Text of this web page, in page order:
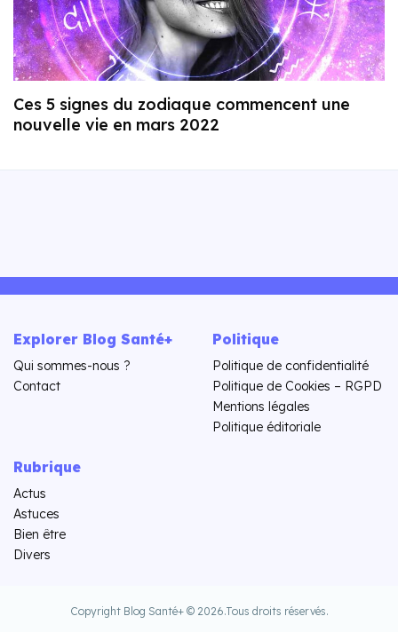
Ces 5 signes du zodiaque commencent une
nouvelle vie en mars 2022
Explorer Blog Santé+
Qui sommes-nous ?
Contact
Politique
Politique de confidentialité
Politique de Cookies – RGPD
Mentions légales
Politique éditoriale
Rubrique
Actus
Astuces
Bien être
Divers
Copyright Blog Santé+ © 2026.Tous droits réservés.